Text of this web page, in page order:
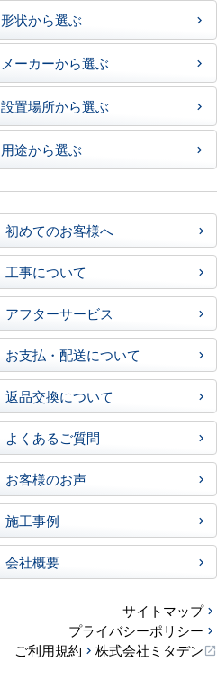
形状から選ぶ
メーカーから選ぶ
設置場所から選ぶ
用途から選ぶ
初めてのお客様へ
工事について
アフターサービス
お支払・配送について
返品交換について
よくあるご質問
お客様のお声
施工事例
会社概要
サイトマップ
プライバシーポリシー
ご利用規約
株式会社ミタデン